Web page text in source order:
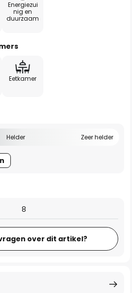
Energiezui
nig en
duurzaam
Eetkamer
Helder Zeer helder
8
over dit artikel?